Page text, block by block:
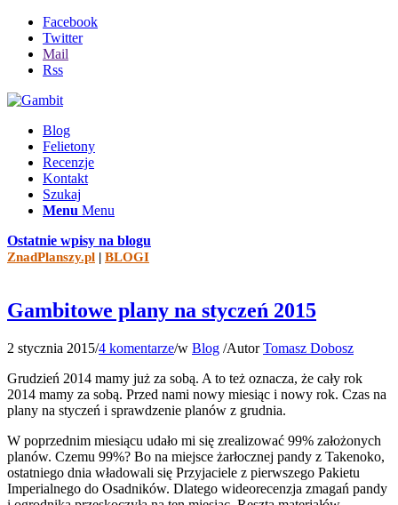
Facebook
Twitter
Mail
Rss
Blog
Felietony
Recenzje
Kontakt
Szukaj
Menu Menu
Ostatnie wpisy na blogu
ZnadPlanszy.pl | BLOGI
Gambitowe plany na styczeń 2015
2 stycznia 2015/4 komentarze/w Blog /AutorTomasz Dobosz
Grudzień 2014 mamy już za sobą. A to też oznacza, że cały rok
2014 mamy za sobą. Przed nami nowy miesiąc i nowy rok. Czas na
plany na styczeń i sprawdzenie planów z grudnia.
W poprzednim miesiącu udało mi się zrealizować 99% założonych
planów. Czemu 99%? Bo na miejsce żarłocznej pandy z Takenoko,
ostatniego dnia władowali się Przyjaciele z pierwszego Pakietu
Imperialnego do Osadników. Dlatego wideorecenzja zmagań pandy